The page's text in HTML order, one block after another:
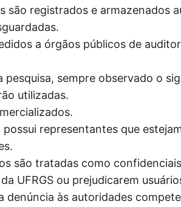
são registrados e armazenados
a órgãos públicos de
sempre observado o
utilizadas.
representantes que
são tratadas como
UFRGS ou prejudicarem
denúncia às autoridades